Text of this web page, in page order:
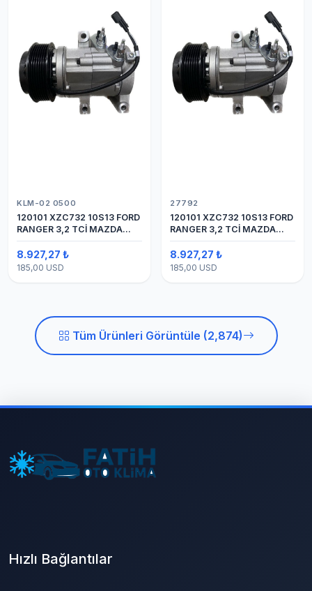
KLM-02 0500
120101 XZC732 10S13 FORD
RANGER 3,2 TCİ MAZDA
Y.M.
8.927,27 ₺
185,00 USD
27792
120101 XZC732 10S13 FORD
RANGER 3,2 TCİ MAZDA
Y.M. KOMPRESÖR 7PK 12V
8.927,27 ₺
185,00 USD
Tüm Ürünleri Görüntüle (2,874)
Hızlı Bağlantılar